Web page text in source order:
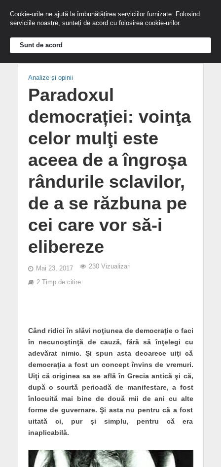
Analize și opinii
Paradoxul
democrației: voinţa
celor mulţi este
aceea de a îngroşa
rândurile sclavilor,
de a se răzbuna pe
cei care vor să-i
elibereze
Mai 23, 2017 230 Vizualizari
2 Timp de citire
Când ridici în slăvi noţiunea de democraţie o faci
în necunoştinţă de cauză, fără să înţelegi cu
adevărat nimic. Şi spun asta deoarece uiţi că
democraţia a fost un concept învins de vremuri.
Uiţi că originea sa se află în Grecia antică şi că,
după o scurtă perioadă de manifestare, a fost
înlocuită mai bine de două mii de ani cu alte
forme de guvernare. Şi asta nu pentru că a fost
uitată ci, pur şi simplu, pentru că era
inaplicabilă.
Cookie-urile ne ajută la îmbunătățirea serviciilor furnizate. Folosind
serviciile noastre, sunteți de acord cu folosirea cookie-urilor.
Sunt de acord